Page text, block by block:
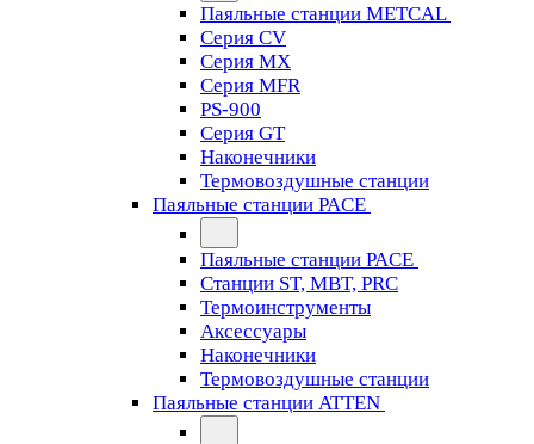
Паяльные станции METCAL
Серия CV
Серия MX
Серия MFR
PS-900
Серия GT
Наконечники
Термовоздушные станции
Паяльные станции PACE
Паяльные станции PACE
Станции ST, MBT, PRC
Термоинструменты
Аксессуары
Наконечники
Термовоздушные станции
Паяльные станции ATTEN